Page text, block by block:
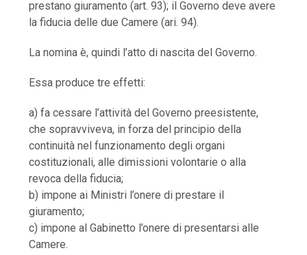
prestano giuramento (art. 93); il Governo deve avere
la fiducia delle due Camere (ari. 94).
La nomina è, quindi l’atto di nascita del Governo.
Essa produce tre effetti:
a) fa cessare l’attività del Governo preesistente,
che sopravviveva, in forza del principio della
continuità nel funzionamento degli organi
costituzionali, alle dimissioni volontarie o alla
revoca della fiducia;
b) impone ai Ministri l’onere di prestare il
giuramento;
c) impone al Gabinetto l’onere di presentarsi alle
Camere.